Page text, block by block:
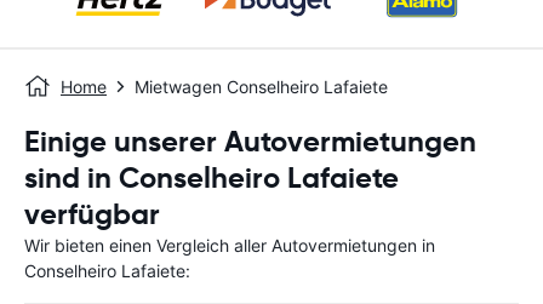
Home Mietwagen Conselheiro Lafaiete
Einige unserer Autovermietungen
sind in Conselheiro Lafaiete
verfügbar
Wir bieten einen Vergleich aller Autovermietungen in
Conselheiro Lafaiete: